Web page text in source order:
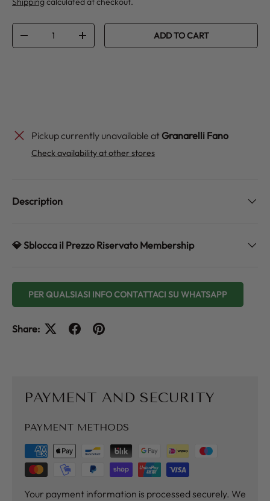
Qty
DECREASE QUANTITYINCREASE QUANTITYADD TO CART
Pickup currently unavailable at Granarelli Fano
Check availability at other stores
Description
💎 Sblocca il Prezzo Riservato Membership
PER QUALSIASI INFO CONTATTACI SU WHATSAPP
Share:
PAYMENT AND SECURITY
PAYMENT METHODS
Your payment information is processed securely. We